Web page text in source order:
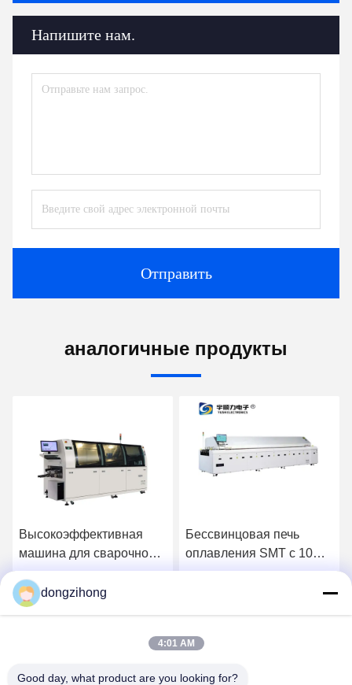
Напишите нам.
Отправить
аналогичные продукты
Высокоэффективная
машина для сварочной
сварки без свинца с
ПЛК-контролем для
сборки ПКБ
Бессвинцовая печь
оплавления SMT с 10
зонами нагрева и PID-
плат
dongzihong
4:01 AM
Good day, what product are you looking for?